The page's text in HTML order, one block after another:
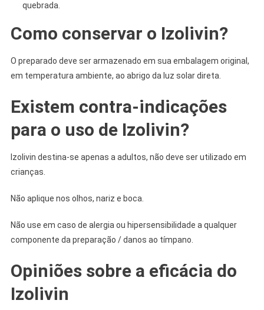
quebrada.
Como conservar o Izolivin?
O preparado deve ser armazenado em sua embalagem original,
em temperatura ambiente, ao abrigo da luz solar direta.
Existem contra-indicações
para o uso de Izolivin?
Izolivin destina-se apenas a adultos, não deve ser utilizado em
crianças.
Não aplique nos olhos, nariz e boca.
Não use em caso de alergia ou hipersensibilidade a qualquer
componente da preparação / danos ao tímpano.
Opiniões sobre a eficácia do
Izolivin